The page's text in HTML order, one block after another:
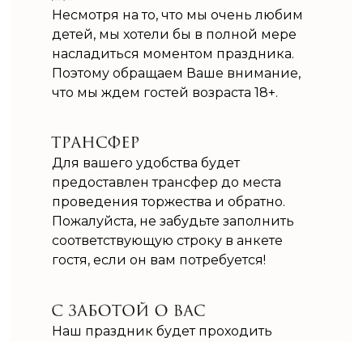
Несмотря на то, что мы очень любим
детей, мы хотели бы в полной мере
насладиться моментом праздника.
Поэтому обращаем Ваше внимание,
что мы ждем гостей возраста 18+.
Для вашего удобства будет
предоставлен трансфер до места
проведения торжества и обратно.
Пожалуйста, не забудьте заполнить
соответствующую строку в анкете
гостя, если он вам потребуется!
Наш праздник будет проходить